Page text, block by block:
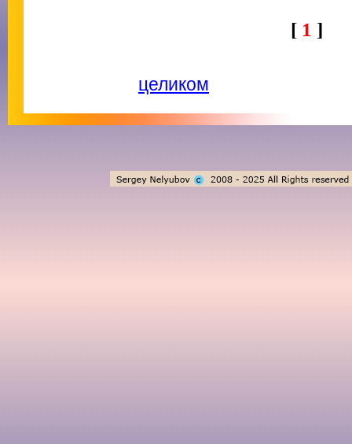
[1 ]
целиком